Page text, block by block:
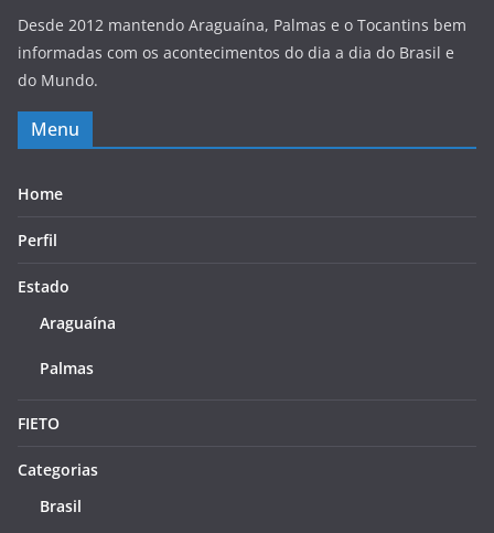
Desde 2012 mantendo Araguaína, Palmas e o Tocantins bem
informadas com os acontecimentos do dia a dia do Brasil e
do Mundo.
Menu
Home
Perfil
Estado
Araguaína
Palmas
FIETO
Categorias
Brasil